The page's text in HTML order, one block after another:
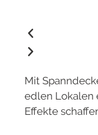
Mit
edlen Lokalen
Effekte